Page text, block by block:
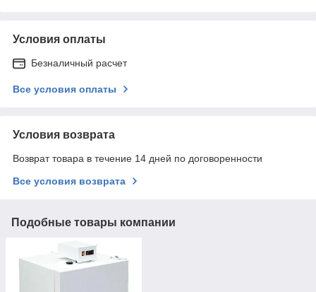
Условия оплаты
Безналичный расчет
Все условия оплаты
Условия возврата
Возврат товара в течение 14 дней по договоренности
Все условия возврата
Подобные товары компании